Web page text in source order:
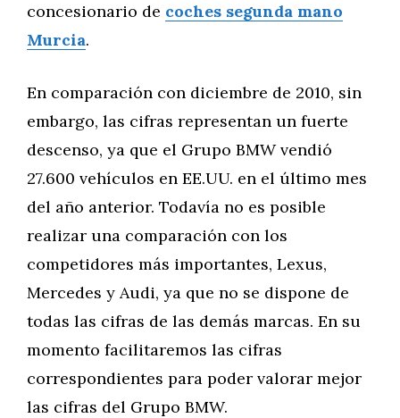
concesionario de coches segunda mano
Murcia.
En comparación con diciembre de 2010, sin
embargo, las cifras representan un fuerte
descenso, ya que el Grupo BMW vendió
27.600 vehículos en EE.UU. en el último mes
del año anterior. Todavía no es posible
realizar una comparación con los
competidores más importantes, Lexus,
Mercedes y Audi, ya que no se dispone de
todas las cifras de las demás marcas. En su
momento facilitaremos las cifras
correspondientes para poder valorar mejor
las cifras del Grupo BMW.